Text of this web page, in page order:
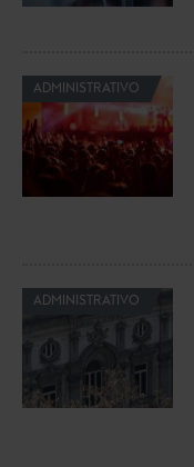
ADMINISTRATIVO
ADMINISTRATIVO